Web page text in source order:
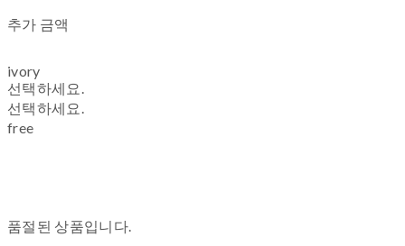
추가 금액
ivory
선택하세요.
선택하세요.
free
품절된 상품입니다.